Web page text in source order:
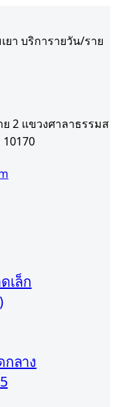
า บริการายวัน/ราย
2 แขวงศาลาธรรมส
เล็ก
ลาง